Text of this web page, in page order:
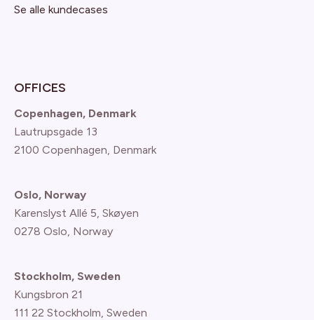
Se alle kundecases
OFFICES
Copenhagen, Denmark
Lautrupsgade 13
2100 Copenhagen, Denmark
Oslo, Norway
Karenslyst Allé 5, Skøyen
0278 Oslo, Norway
Stockholm, Sweden
Kungsbron 21
111 22 Stockholm, Sweden